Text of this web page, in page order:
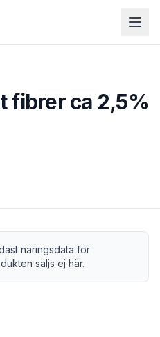
fibrer ca 2,5%
näringsdata för
säljs ej här.